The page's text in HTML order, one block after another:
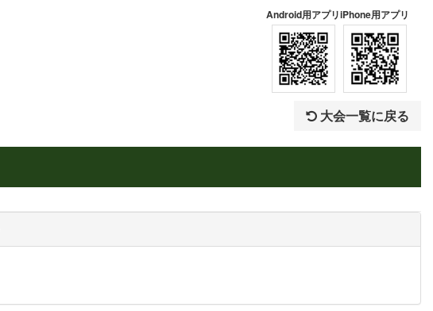
Android用アプリiPhone用アプリ
大会一覧に戻る